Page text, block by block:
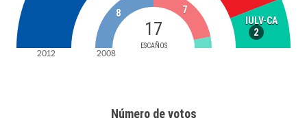
IULV-CA
2
17
ESCAÑOS
8 7
2012 2008
Número de votos